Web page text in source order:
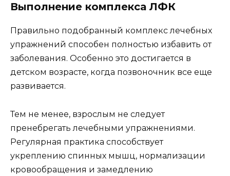
Выполнение комплекса ЛФК
Правильно подобранный комплекс лечебных
упражнений способен полностью избавить от
заболевания. Особенно это достигается в
детском возрасте, когда позвоночник все еще
развивается.
Тем не менее, взрослым не следует
пренебрегать лечебными упражнениями.
Регулярная практика способствует
укреплению спинных мышц, нормализации
кровообращения и замедлению